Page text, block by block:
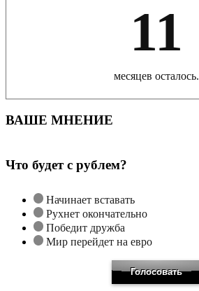
11
месяцев осталось.
ВАШЕ МНЕНИЕ
Что будет с рублем?
Начинает вставать
Рухнет окончательно
Победит дружба
Мир перейдет на евро